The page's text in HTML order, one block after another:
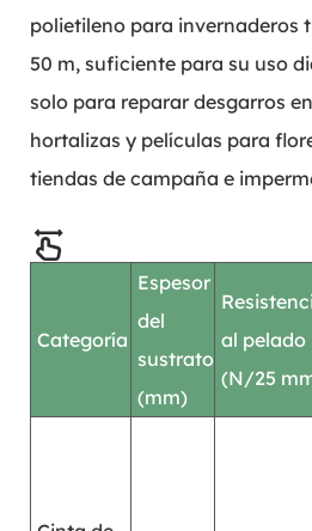
polietileno para invernaderos
50 m, suficiente para su uso
solo para reparar desgarros
hortalizas y películas para
tiendas de campaña e
Categoría
Espesor
del
sustrato
(mm)
al pelado
(N/25